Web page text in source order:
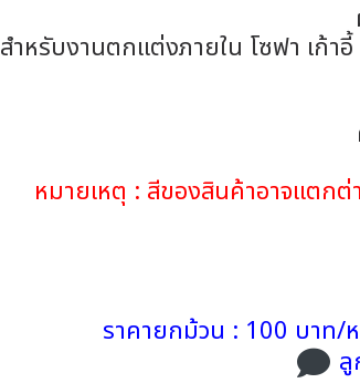
สำหรับงานตกแต่งภายใน โซฟา เก้
หมายเหตุ : สีของสินค้าอาจแตก
ราคายกม้วน : 100 บาท/
ลู